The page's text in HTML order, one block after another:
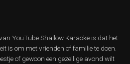
YouTube Shallow Karaoke is dat het
is om met vrienden of familie te doen.
of gewoon een gezellige avond wilt